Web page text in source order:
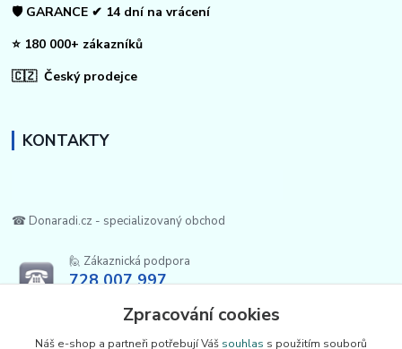
🛡️ GARANCE ✔ 14 dní na vrácení
⭐ 180 000+ zákazníků
🇨🇿 Český prodejce
KONTAKTY
☎ Donaradi.cz - specializovaný obchod
🙋 Zákaznická podpora
728 007 997
Zpracování cookies
Náš e-shop a partneři potřebují Váš souhlas s použitím souborů